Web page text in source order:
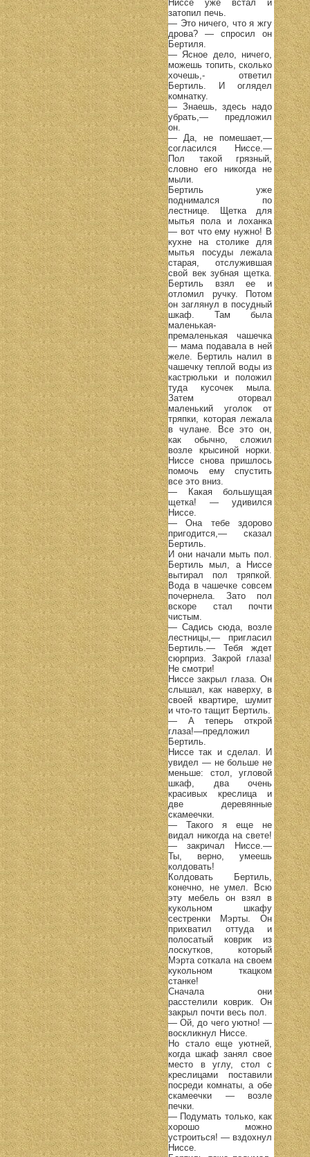
Ниссе уже встал и
затопил печь.
— Это ничего, что я жгу
дрова? — спросил он
Бертиля.
— Ясное дело, ничего,
можешь топить, сколько
хочешь,- ответил
Бертиль. И оглядел
комнатку.
— Знаешь, здесь надо
убрать,— предложил
он.
— Да, не помешает,—
согласился Ниссе.—
Пол такой грязный,
словно его никогда не
мыли.
Бертиль уже
поднимался по
лестнице. Щетка для
мытья пола и лоханка
— вот что ему нужно! В
кухне на столике для
мытья посуды лежала
старая, отслужившая
свой век зубная щетка.
Бертиль взял ее и
отломил ручку. Потом
он заглянул в посудный
шкаф. Там была
маленькая-
премаленькая чашечка
— мама подавала в ней
желе. Бертиль налил в
чашечку теплой воды из
кастрюльки и положил
туда кусочек мыла.
Затем оторвал
маленький уголок от
тряпки, которая лежала
в чулане. Все это он,
как обычно, сложил
возле крысиной норки.
Ниссе снова пришлось
помочь ему спустить
все это вниз.
— Какая большущая
щетка! — удивился
Ниссе.
— Она тебе здорово
пригодится,— сказал
Бертиль.
И они начали мыть пол.
Бертиль мыл, а Ниссе
вытирал пол тряпкой.
Вода в чашечке совсем
почернела. Зато пол
вскоре стал почти
чистым.
— Садись сюда, возле
лестницы,— пригласил
Бертиль.— Тебя ждет
сюрприз. Закрой глаза!
Не смотри!
Ниссе закрыл глаза. Он
слышал, как наверху, в
своей квартире, шумит
и что-то тащит Бертиль.
— А теперь открой
глаза!—предложил
Бертиль.
Ниссе так и сделал. И
увидел — не больше не
меньше: стол, угловой
шкаф, два очень
красивых креслица и
две деревянные
скамеечки.
— Такого я еще не
видал никогда на свете!
— закричал Ниссе.—
Ты, верно, умеешь
колдовать!
Колдовать Бертиль,
конечно, не умел. Всю
эту мебель он взял в
кукольном шкафу
сестренки Мэрты. Он
прихватил оттуда и
полосатый коврик из
лоскутков, который
Мэрта соткала на своем
кукольном ткацком
станке!
Сначала они
расстелили коврик. Он
закрыл почти весь пол.
— Ой, до чего уютно! —
воскликнул Ниссе.
Но стало еще уютней,
когда шкаф занял свое
место в углу, стол с
креслицами поставили
посреди комнаты, а обе
скамеечки — возле
печки.
— Подумать только, как
хорошо можно
устроиться! — вздохнул
Ниссе.